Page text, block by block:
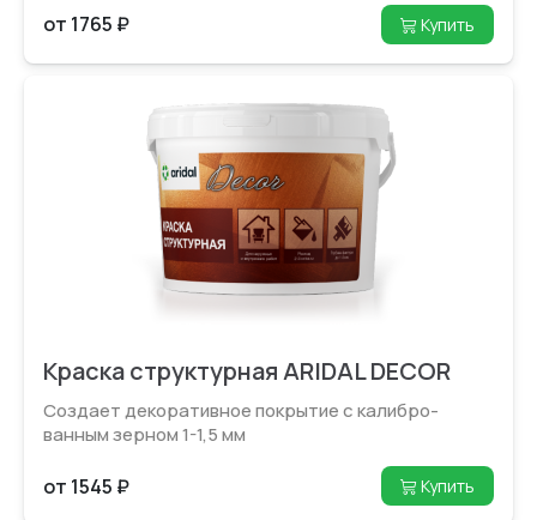
от 1765 ₽ Купить
Краска структурная ARIDAL DECOR
Создает декоративное покрытие с калибро­
ванным зерном 1-1,5 мм
от 1545 ₽ Купить